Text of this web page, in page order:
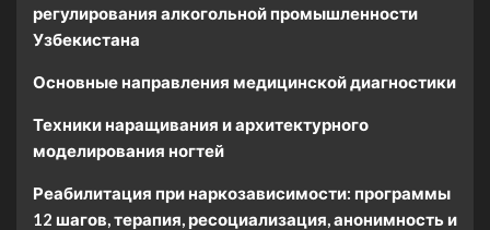
регулирования алкогольной промышленности
Узбекистана
Основные направления медицинской диагностики
Техники наращивания и архитектурного
моделирования ногтей
Реабилитация при наркозависимости: программы
12 шагов, терапия, ресоциализация, анонимность и